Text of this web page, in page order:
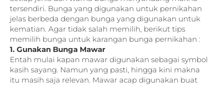
tersendiri. Bunga yang digunakan untuk pernikahan
jelas berbeda dengan bunga yang digunakan untuk
kematian. Agar tidak salah memilih, berikut tips
memilih bunga untuk karangan bunga pernikahan :
1. Gunakan Bunga Mawar
Entah mulai kapan mawar digunakan sebagai symbol
kasih sayang. Namun yang pasti, hingga kini makna
itu masih saja relevan. Mawar acap digunakan buat